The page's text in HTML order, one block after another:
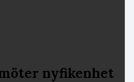
nyfikenhet